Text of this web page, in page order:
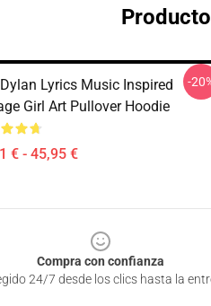
Lyrics Music Inspired
Girl Art Pullover Hoodie
€ - 45,95 €
-
Compra con confianza
24/7 desde los clics hasta la